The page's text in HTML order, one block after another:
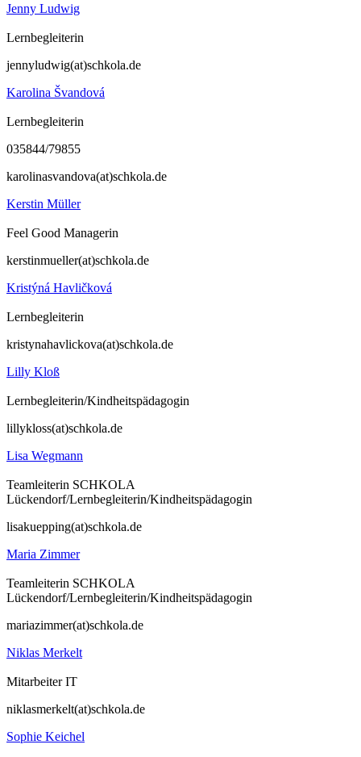
Jenny Ludwig
Lernbegleiterin
jennyludwig(at)schkola.de
Karolina Švandová
Lernbegleiterin
035844/79855
karolinasvandova(at)schkola.de
Kerstin Müller
Feel Good Managerin
kerstinmueller(at)schkola.de
Kristýná Havličková
Lernbegleiterin
kristynahavlickova(at)schkola.de
Lilly Kloß
Lernbegleiterin/Kindheitspädagogin
lillykloss(at)schkola.de
Lisa Wegmann
Teamleiterin SCHKOLA
Lückendorf/Lernbegleiterin/Kindheitspädagogin
lisakuepping(at)schkola.de
Maria Zimmer
Teamleiterin SCHKOLA
Lückendorf/Lernbegleiterin/Kindheitspädagogin
mariazimmer(at)schkola.de
Niklas Merkelt
Mitarbeiter IT
niklasmerkelt(at)schkola.de
Sophie Keichel